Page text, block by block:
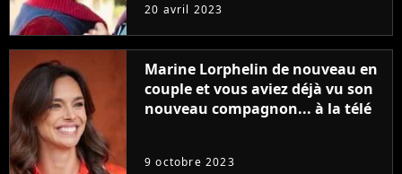
20 avril 2023
Marine Lorphelin de nouveau en
couple et vous aviez déjà vu son
nouveau compagnon... à la télé
9 octobre 2023